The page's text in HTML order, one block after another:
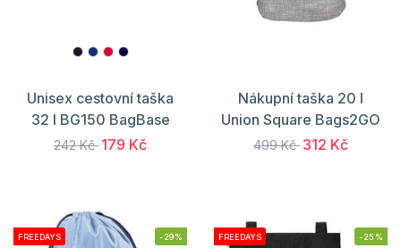
Unisex cestovní taška
32 l BG150 BagBase
242 Kč 179 Kč
Nákupní taška 20 l
Union Square Bags2GO
499 Kč 312 Kč
FREEDAYS -29% FREEDAYS -25%